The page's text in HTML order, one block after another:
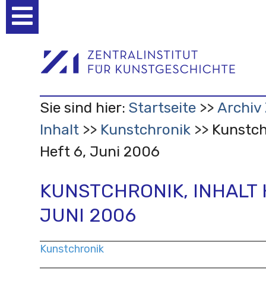
Werkzeuge
Sie sind hier: Startseite
Archiv
Inhalt
Kunstchronik
Heft 6, Juni 2006
KUNSTCHRONIK, INHALT
JUNI 2006
Kunstchronik